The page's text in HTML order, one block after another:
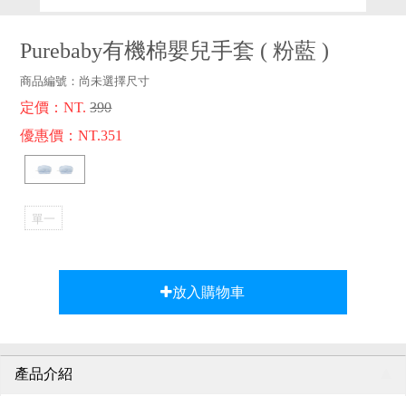
客服專區
Purebaby有機棉嬰兒手套 (粉藍 )
商品編號： 尚未選擇尺寸
定價：NT.390
優惠價：NT.351
單一
選項
放入購物車
產品介紹